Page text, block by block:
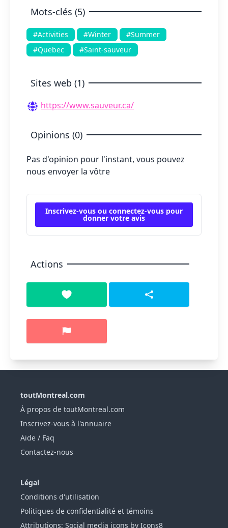
Mots-clés (5)
#Activities #Winter
#Summer
#Quebec
#Saint-sauveur
Sites web (1)
https://www.sauveur.ca/
Opinions (0)
Pas d'opinion pour l'instant, vous pouvez
nous envoyer la vôtre
Inscrivez-vous ou connectez-vous pour
donner votre avis
Actions
toutMontreal.com
À propos de toutMontreal.com
Inscrivez-vous à l'annuaire
Aide / Faq
Contactez-nous
Légal
Conditions d'utilisation
Politiques de confidentialité et témoins
Attributions: Social media icons by Icons8